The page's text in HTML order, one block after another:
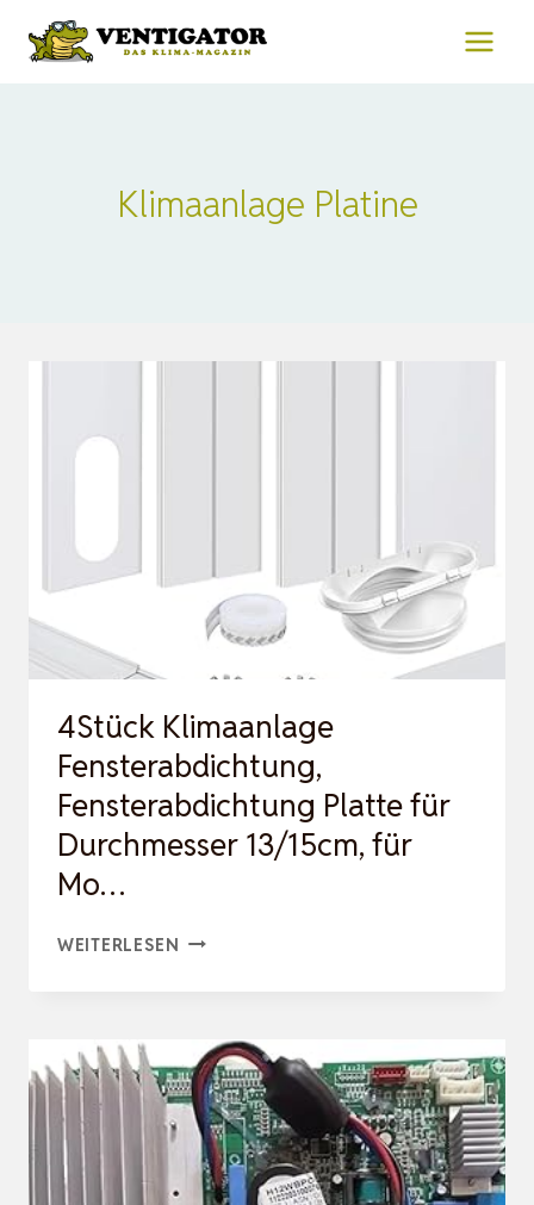
Inhalt
Klimaanlage Platine
4Stück Klimaanlage
Fensterabdichtung,
Fensterabdichtung Platte für
Durchmesser 13/15cm, für
Mo…
WEITERLESEN 4STÜCK
FENSTERABDICHTUNG
PLATTE
FÜR
DURCHMESSER
13/15CM,